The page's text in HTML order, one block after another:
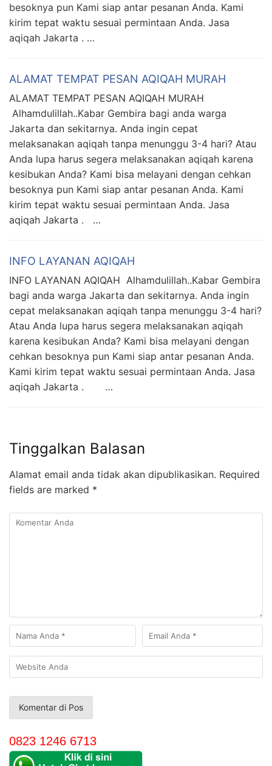
besoknya pun Kami siap antar pesanan Anda. Kami
kirim tepat waktu sesuai permintaan Anda. Jasa
aqiqah Jakarta . …
ALAMAT TEMPAT PESAN AQIQAH MURAH
ALAMAT TEMPAT PESAN AQIQAH MURAH
Alhamdulillah..Kabar Gembira bagi anda warga
Jakarta dan sekitarnya. Anda ingin cepat
melaksanakan aqiqah tanpa menunggu 3-4 hari? Atau
Anda lupa harus segera melaksanakan aqiqah karena
kesibukan Anda? Kami bisa melayani dengan cehkan
besoknya pun Kami siap antar pesanan Anda. Kami
kirim tepat waktu sesuai permintaan Anda. Jasa
aqiqah Jakarta . …
INFO LAYANAN AQIQAH
INFO LAYANAN AQIQAH Alhamdulillah..Kabar Gembira
bagi anda warga Jakarta dan sekitarnya. Anda ingin
cepat melaksanakan aqiqah tanpa menunggu 3-4 hari?
Atau Anda lupa harus segera melaksanakan aqiqah
karena kesibukan Anda? Kami bisa melayani dengan
cehkan besoknya pun Kami siap antar pesanan Anda.
Kami kirim tepat waktu sesuai permintaan Anda. Jasa
aqiqah Jakarta . …
Tinggalkan Balasan
Alamat email anda tidak akan dipublikasikan. Required
fields are marked *
0823 1246 6713